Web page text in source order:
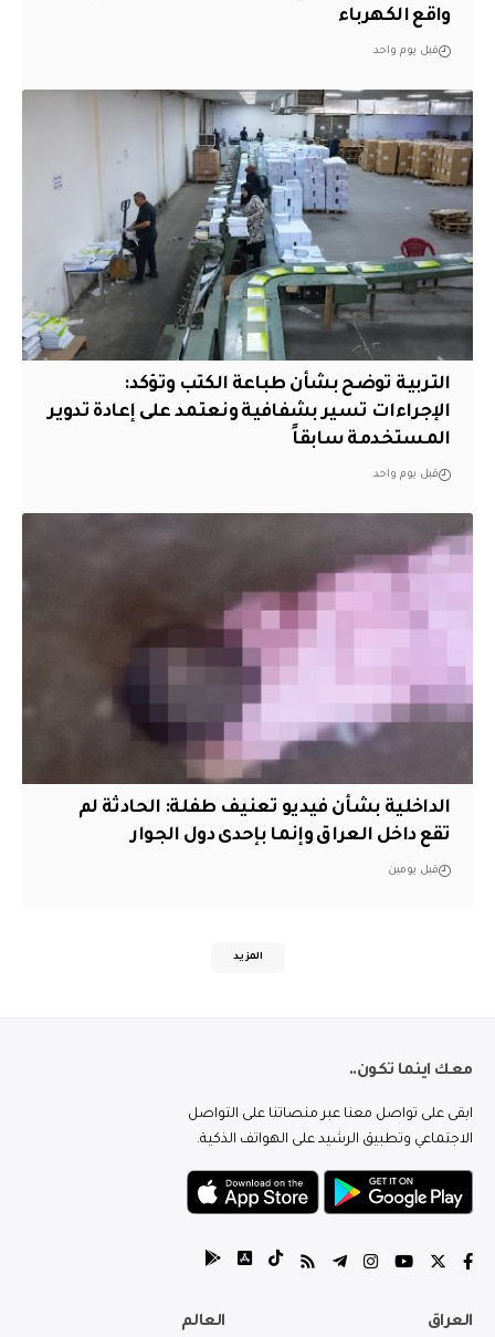
واقع الكهرباء
قبل يوم واحد
التربية توضح بشأن طباعة الكتب وتؤكد:
الإجراءات تسير بشفافية ونعتمد على إعادة تدوير
المستخدمة سابقاً
قبل يوم واحد
الداخلية بشأن فيديو تعنيف طفلة: الحادثة لم
تقع داخل العراق وإنما بإحدى دول الجوار
قبل يومين
المزيد
معك اينما تكون..
ابقى على تواصل معنا عبر منصاتنا على التواصل
الاجتماعي وتطبيق الرشيد على الهواتف الذكية.
العراق العالم